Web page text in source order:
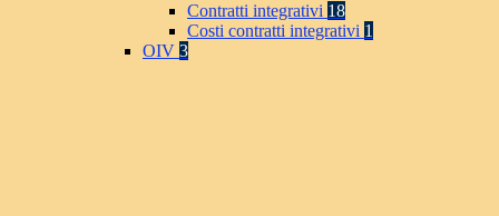
Contratti integrativi 18
Costi contratti integrativi 1
OIV 3